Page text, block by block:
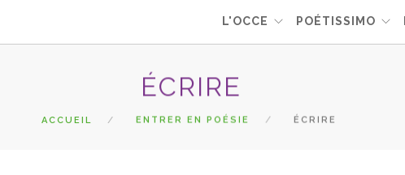
L'OCCE POÉTISSIMO
ÉCRIRE
ACCUEIL ENTRER EN POÉSIE ÉCRIRE